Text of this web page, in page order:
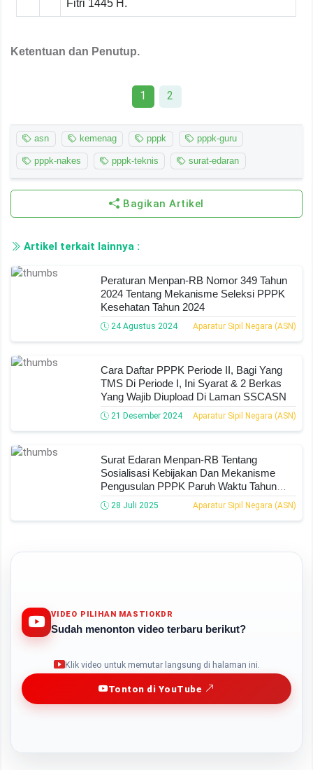
Fitri 1445 H.
Ketentuan dan Penutup.
1 2
asn kemenag pppk pppk-guru
pppk-nakes pppk-teknis surat-edaran
Bagikan Artikel
Artikel terkait lainnya :
Peraturan Menpan-RB Nomor 349 Tahun
2024 Tentang Mekanisme Seleksi PPPK
Kesehatan Tahun 2024
24 Agustus 2024 Aparatur Sipil Negara (ASN)
Cara Daftar PPPK Periode II, Bagi Yang
TMS Di Periode I, Ini Syarat & 2 Berkas
Yang Wajib Diupload Di Laman SSCASN
21 Desember 2024 Aparatur Sipil Negara (ASN)
Surat Edaran Menpan-RB Tentang
Sosialisasi Kebijakan Dan Mekanisme
Pengusulan PPPK Paruh Waktu Tahun
202528 Juli 2025 Aparatur Sipil Negara (ASN)
VIDEO PILIHAN MASTIOKDR
Sudah menonton video terbaru berikut?
Klik video untuk memutar langsung di halaman ini.
Tonton di YouTube